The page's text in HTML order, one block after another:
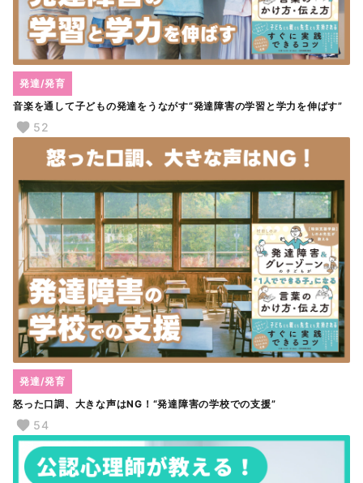
音楽を通して子どもの発達をうながす“発達障害の学習と学力を伸ばす”
発達/発育
52
怒った口調、大きな声はNG！“発達障害の学校での支援”
発達/発育
54